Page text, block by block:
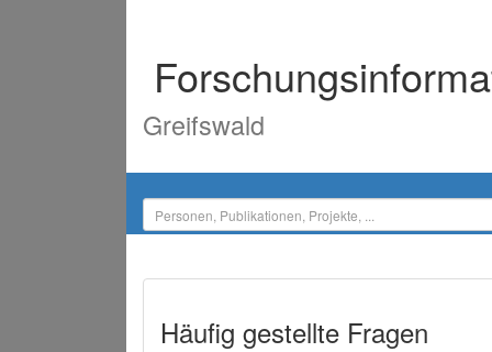
Greifswald
Häufig gestellte Fragen